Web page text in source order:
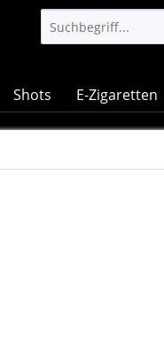
Shots E-Zigaretten